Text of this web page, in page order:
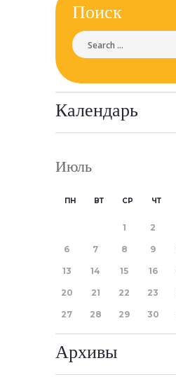
Поиск
Календарь
Июль
ПН ВТ СР ЧТ
1 2
6 7 8 9
13 14 15 16
20 21 22 23
27 28 29 30
Архивы